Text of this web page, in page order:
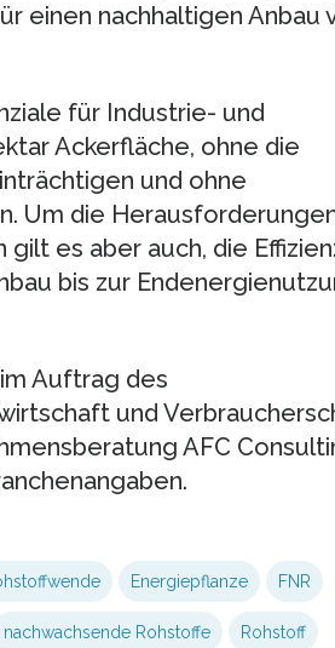
einen nachhaltigen Anbau
für Industrie- und
Ackerfläche, ohne die
und ohne
Um die
es aber auch, die
bis zur
Auftrag des
und
AFC
Energiepflanze FNR
nachwachsende Rohstoffe Rohstoff